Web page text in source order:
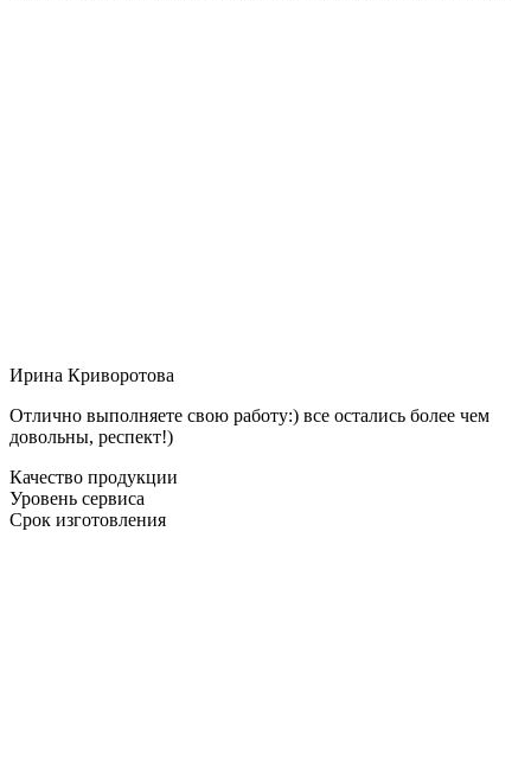
Ирина Криворотова
Отлично выполняете свою работу:) все остались более чем
довольны, респект!)
Качество продукции
Уровень сервиса
Срок изготовления